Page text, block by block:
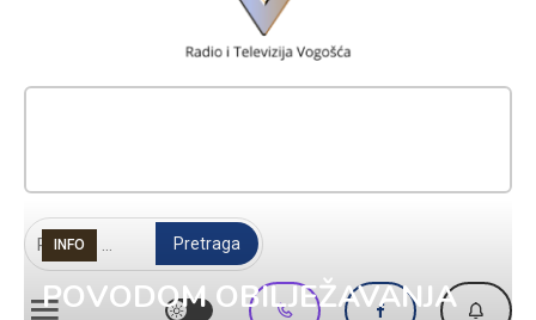
INFO
POVODOM OBILJEŽAVANJA